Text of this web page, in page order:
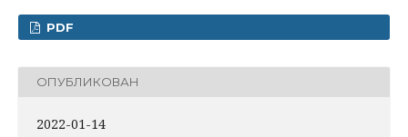
PDF
ОПУБЛИКОВАН
2022-01-14